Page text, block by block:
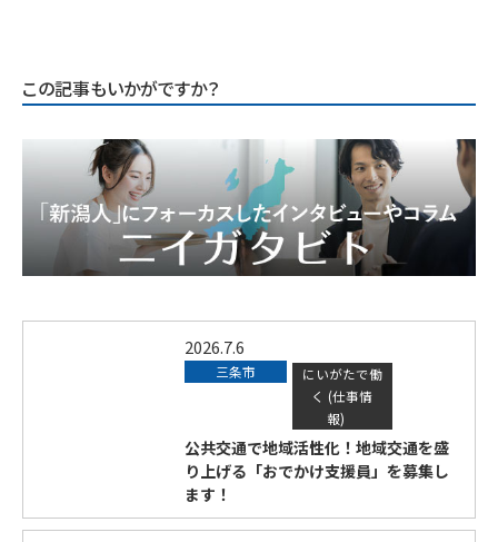
この記事もいかがですか？
2026.7.6
三条市
にいがたで働
く (仕事情
報)
公共交通で地域活性化！地域交通を盛
り上げる「おでかけ支援員」を募集し
ます！